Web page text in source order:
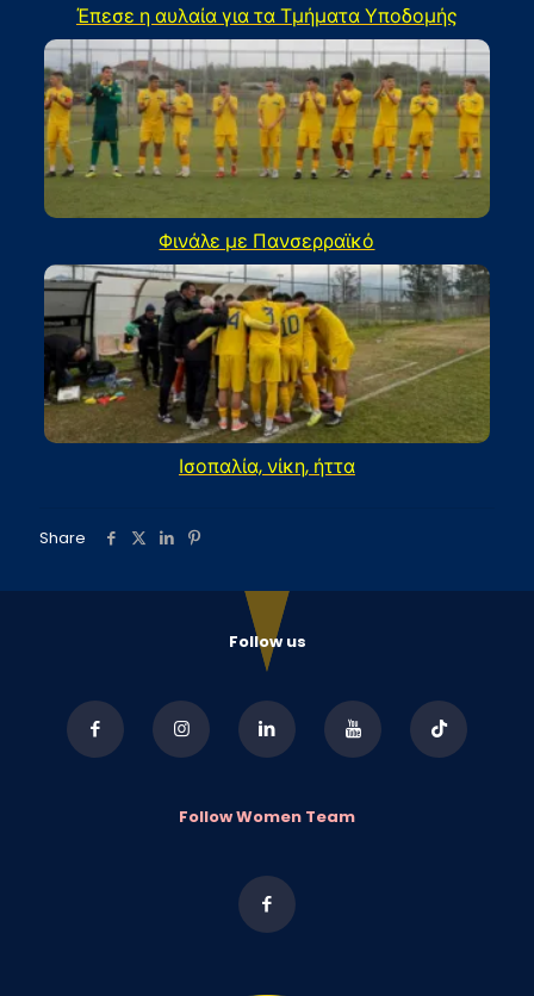
Έπεσε η αυλαία για τα Τμήματα Υποδομής
Φινάλε με Πανσερραϊκό
Ισοπαλία, νίκη, ήττα
Share
Follow us
Follow Women Team